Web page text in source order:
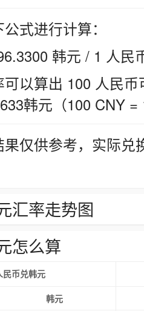
式进行计算：
韩元 / 1 人民
以算出 100 人民
韩元（100 CNY =
仅供参考，实际
汇率走势图
怎么算
民币兑韩元
韩元